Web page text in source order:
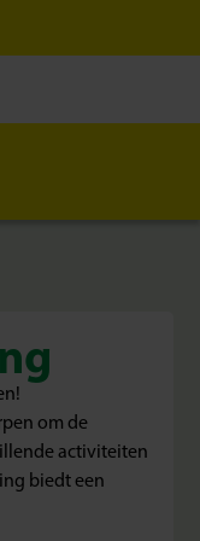
om de
activiteiten
biedt een